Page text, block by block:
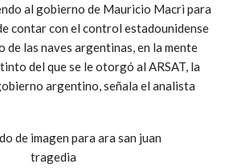
al gobierno de Mauricio Macri para
contar con el control estadounidense
de las naves argentinas, en la mente
del que se le otorgó al ARSAT, la
argentino, señala el analista